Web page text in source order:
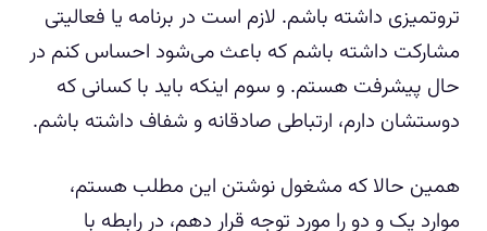
تروتمیزی داشته باشم. لازم است در برنامه یا فعالیتی
مشارکت داشته باشم که باعث می‌شود احساس کنم در
حال پیشرفت هستم. و سوم اینکه باید با کسانی که
دوستشان دارم، ارتباطی صادقانه و شفاف داشته باشم.
همین حالا که مشغول نوشتن این مطلب هستم،
موارد یک و دو را مورد توجه قرار دهم، در رابطه با